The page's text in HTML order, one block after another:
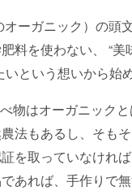
オーガニック）の頭
料を使わない、 “美
という想いから始
物はオーガニック
法もあるし、そも
を取っていなけれ
あれば、手作りで